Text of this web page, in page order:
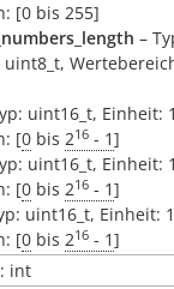
[0 bis 255]
–
uint8_t,
uint16_t, Einheit:
[0 bis 216 - 1]
uint16_t, Einheit:
[0 bis 216 - 1]
uint16_t, Einheit:
[0 bis 216 - 1]
int